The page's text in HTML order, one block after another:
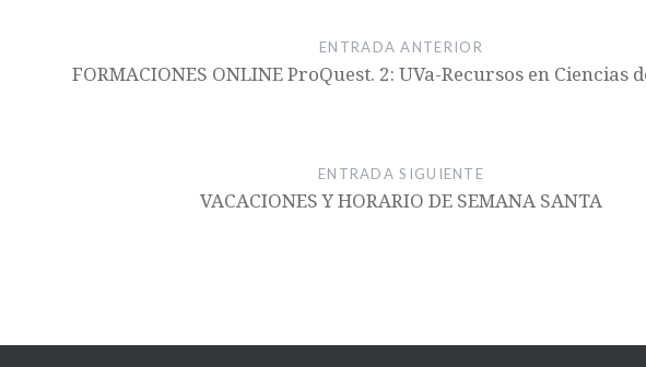
ENTRADA ANTERIOR
FORMACIONES ONLINE ProQuest. 2: UVa-Recursos en Ciencias
ENTRADA SIGUIENTE
VACACIONES Y HORARIO DE SEMANA SANTA